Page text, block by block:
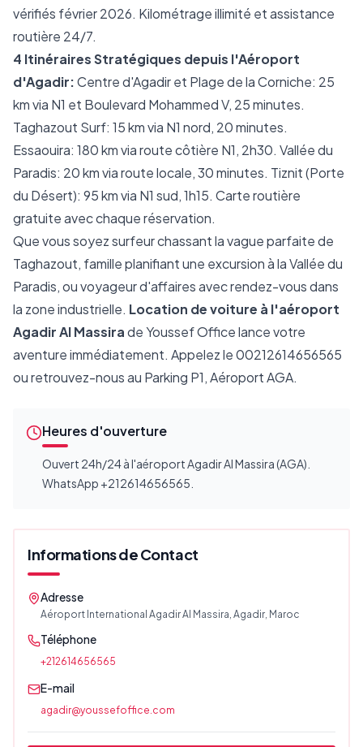
vérifiés février 2026. Kilométrage illimité et assistance
routière 24/7.
4 Itinéraires Stratégiques depuis l'Aéroport
d'Agadir:Centre d'Agadir et Plage de la Corniche: 25
km via N1 et Boulevard Mohammed V, 25 minutes.
Taghazout Surf: 15 km via N1 nord, 20 minutes.
Essaouira: 180 km via route côtière N1, 2h30. Vallée du
Paradis: 20 km via route locale, 30 minutes. Tiznit (Porte
du Désert): 95 km via N1 sud, 1h15. Carte routière
gratuite avec chaque réservation.
Que vous soyez surfeur chassant la vague parfaite de
Taghazout, famille planifiant une excursion à la Vallée du
Paradis, ou voyageur d'affaires avec rendez-vous dans
la zone industrielle. Location de voiture à l'aéroport
Agadir Al Massirade Youssef Office lance votre
aventure immédiatement. Appelez le 00212614656565
ou retrouvez-nous au Parking P1, Aéroport AGA.
Heures d'ouverture
Ouvert 24h/24 à l'aéroport Agadir Al Massira (AGA).
WhatsApp +212614656565.
Informations de Contact
Adresse
Aéroport International Agadir Al Massira, Agadir, Maroc
Téléphone
+212614656565
E-mail
agadir@youssefoffice.com